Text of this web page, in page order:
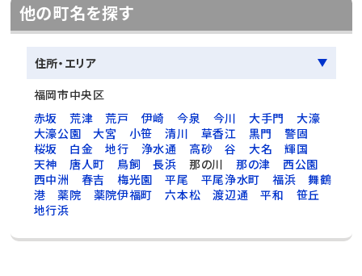
他の町名を探す
住所・エリア
福岡市中央区
赤坂
荒津 荒戸 伊崎 今泉 今川 大手門
大濠
大濠公園
大宮 小笹 清川 草香江 黒門
警固
桜坂
白金 地行 浄水通 高砂 谷 大名
輝国
天神
唐人町 鳥飼 長浜 那の川 那の津
西公園
西中洲
春吉 梅光園 平尾 平尾浄水町 福浜
舞鶴
港
薬院 薬院伊福町 六本松 渡辺通 平和
笹丘
地行浜